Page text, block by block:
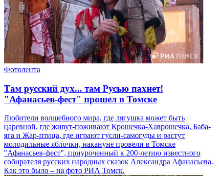
Фотолента
Там русский дух... там Русью пахнет!
"Афанасьев-фест" прошел в Томске
Любители волшебного мира, где лягушка может быть
царевной, где живут-поживают Крошечка-Хаврошечка, Баба-
яга и Жар-птица, где играют гусли-самогуды и растут
молодильные яблочки, накануне провели в Томске
"Афанасьев-фест", приуроченный к 200-летию известного
собирателя русских народных сказок Александра Афанасьева.
Как это было – на фото РИА Томск.